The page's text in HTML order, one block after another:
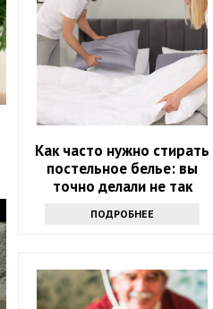
Как часто нужно стирать
постельное белье: вы
точно делали не так
ПОДРОБНЕЕ